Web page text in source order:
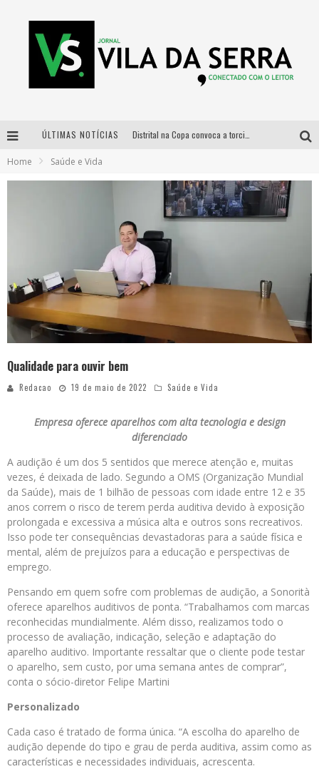
ÚLTIMAS NOTÍCIAS
Cidade Junina se consolida como vitrine estratégica para grandes marcas e se despede com Xand Avião e Mari Fernandez
Designer mineira lança jogo educativo sobre coleta seletiva na maior feira de jogos de tabuleiro da América Latina
Home Saúde e Vida
Qualidade para ouvir bem
Redacao 19 de maio de 2022 Saúde e Vida
Empresa oferece aparelhos com alta tecnologia e design
diferenciado
A audição é um dos 5 sentidos que merece atenção e, muitas
vezes, é deixada de lado. Segundo a OMS (Organização Mundial
da Saúde), mais de 1 bilhão de pessoas com idade entre 12 e 35
anos correm o risco de terem perda auditiva devido à exposição
prolongada e excessiva a música alta e outros sons recreativos.
Isso pode ter consequências devastadoras para a saúde física e
mental, além de prejuízos para a educação e perspectivas de
emprego.
Pensando em quem sofre com problemas de audição, a Sonorità
oferece aparelhos auditivos de ponta. “Trabalhamos com marcas
reconhecidas mundialmente. Além disso, realizamos todo o
processo de avaliação, indicação, seleção e adaptação do
aparelho auditivo. Importante ressaltar que o cliente pode testar
o aparelho, sem custo, por uma semana antes de comprar”,
conta o sócio-diretor Felipe Martini
Personalizado
Cada caso é tratado de forma única. “A escolha do aparelho de
audição depende do tipo e grau de perda auditiva, assim como as
características e necessidades individuais, acrescenta.